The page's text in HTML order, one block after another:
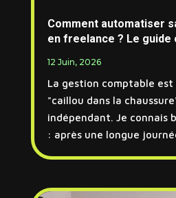
Comment automatiser
en freelance ? Le guide
12 Juin, 2026
La gestion comptable est
"caillou dans la
indépendant. Je connais
: après une longue